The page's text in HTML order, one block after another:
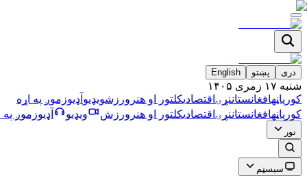
دری پښتو English
شنبه ۱۷ زمری ۱۴۰۵
کورپاڼهافغانستاننړۍ اقتصاديکلتور او هنر ورزشویډیو آډیوزموږ په اړه
کورپاڼهافغانستاننړۍ اقتصاديکلتور او هنر ورزش ویډیو آډیوزموږ په
نور
سیسټم